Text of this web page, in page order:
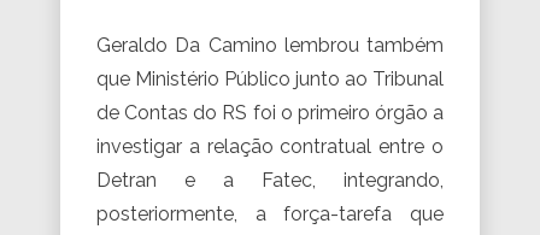
Geraldo Da Camino lembrou também
que Ministério Público junto ao Tribunal
de Contas do RS foi o primeiro órgão a
investigar a relação contratual entre o
Detran e a Fatec, integrando,
posteriormente, a força-tarefa que